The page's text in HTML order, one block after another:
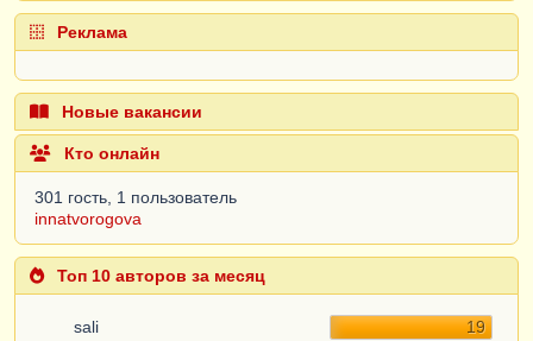
Реклама
Новые вакансии
Кто онлайн
301 гость, 1 пользователь
innatvorogova
Топ 10 авторов за месяц
sali
19